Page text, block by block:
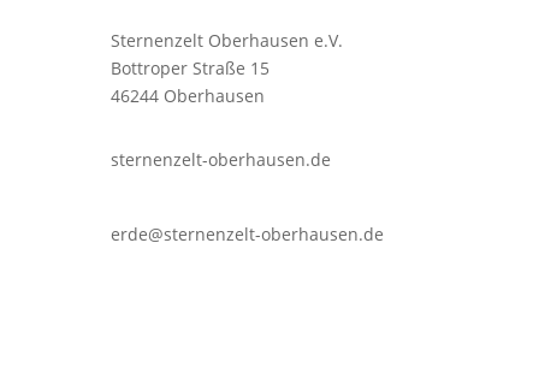
Sternenzelt Oberhausen e.V.
Bottroper Straße 15
46244 Oberhausen
sternenzelt-oberhausen.de
erde@sternenzelt-oberhausen.de